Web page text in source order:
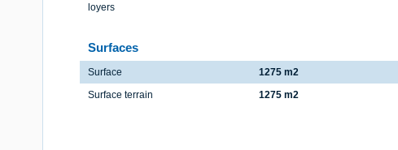
loyers
Surfaces
Surface
1275 m2
Surface terrain
1275 m2